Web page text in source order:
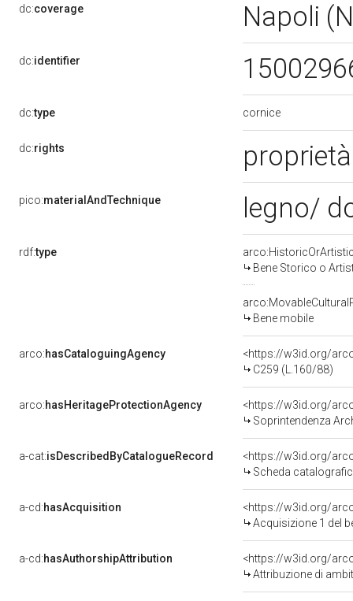
dc:coverage Napoli
dc:identifier
dc:type cornice
dc:rights
pico:materialAndTechnique legno/
rdf:type
Bene Storico o
Bene mobile
arco:hasCataloguingAgency
<https://w3id.org/
C259 (L.160/88)
arco:hasHeritageProtectionAgency
<https://w3id.org/
Soprintendenza
a-cat:isDescribedByCatalogueRecord
<https://w3id.org/
Scheda
a-cd:hasAcquisition
<https://w3id.org/
Acquisizione 1 del
a-cd:hasAuthorshipAttribution
<https://w3id.org/
Attribuzione di